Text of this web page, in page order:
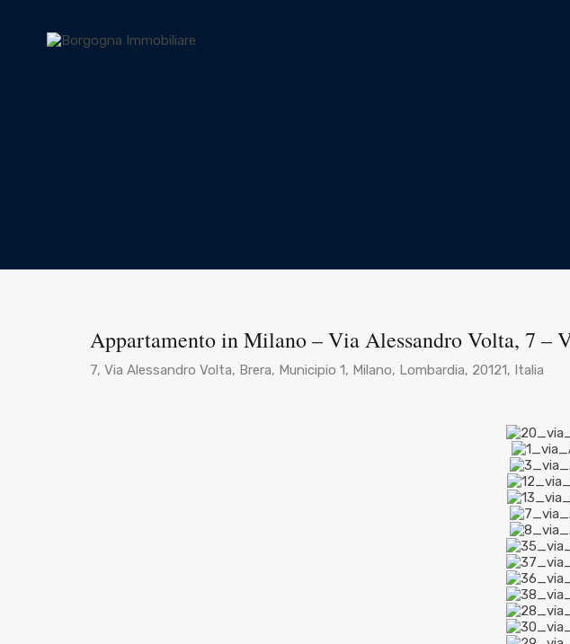
Appartamento in Milano – Via Alessandro Volta, 7 –
7, Via Alessandro Volta, Brera, Municipio 1, Milano, Lombardia, 20121, Italia